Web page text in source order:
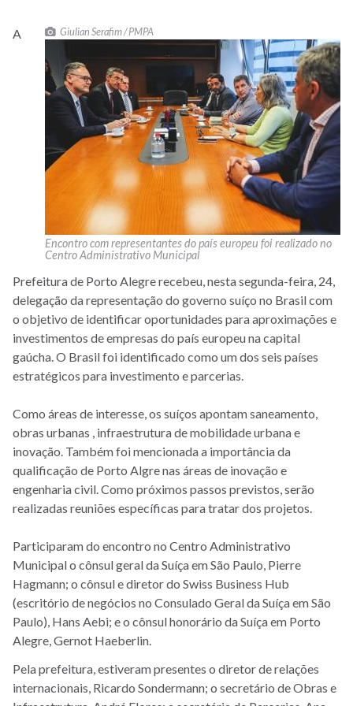
Giulian Serafim / PMPA
Encontro com representantes do país europeu foi realizado no
Centro Administrativo Municipal
A
Prefeitura de Porto Alegre recebeu, nesta segunda-feira, 24,
delegação da representação do governo suíço no Brasil com
o objetivo de identificar oportunidades para aproximações e
investimentos de empresas do país europeu na capital
gaúcha. O Brasil foi identificado como um dos seis países
estratégicos para investimento e parcerias.
Como áreas de interesse, os suíços apontam saneamento,
obras urbanas , infraestrutura de mobilidade urbana e
inovação. Também foi mencionada a importância da
qualificação de Porto Algre nas áreas de inovação e
engenharia civil. Como próximos passos previstos, serão
realizadas reuniões específicas para tratar dos projetos.
Participaram do encontro no Centro Administrativo
Municipal o cônsul geral da Suíça em São Paulo, Pierre
Hagmann; o cônsul e diretor do Swiss Business Hub
(escritório de negócios no Consulado Geral da Suíça em São
Paulo), Hans Aebi; e o cônsul honorário da Suíça em Porto
Alegre, Gernot Haeberlin.
Pela prefeitura, estiveram presentes o diretor de relações
internacionais, Ricardo Sondermann; o secretário de Obras e